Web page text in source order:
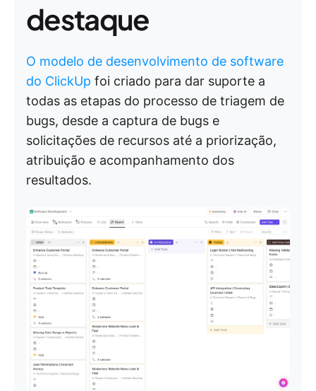
destaque
O modelo de desenvolvimento de software
do ClickUp foi criado para dar suporte a
todas as etapas do processo de triagem de
bugs, desde a captura de bugs e
solicitações de recursos até a priorização,
atribuição e acompanhamento dos
resultados.